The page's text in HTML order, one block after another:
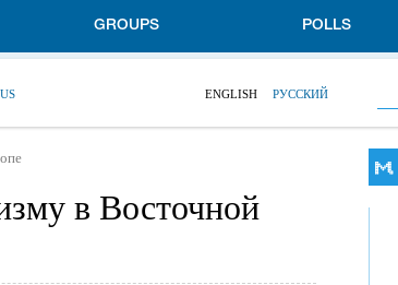
GROUPS POLLS
ENGLISH РУССКИЙ
в Восточной